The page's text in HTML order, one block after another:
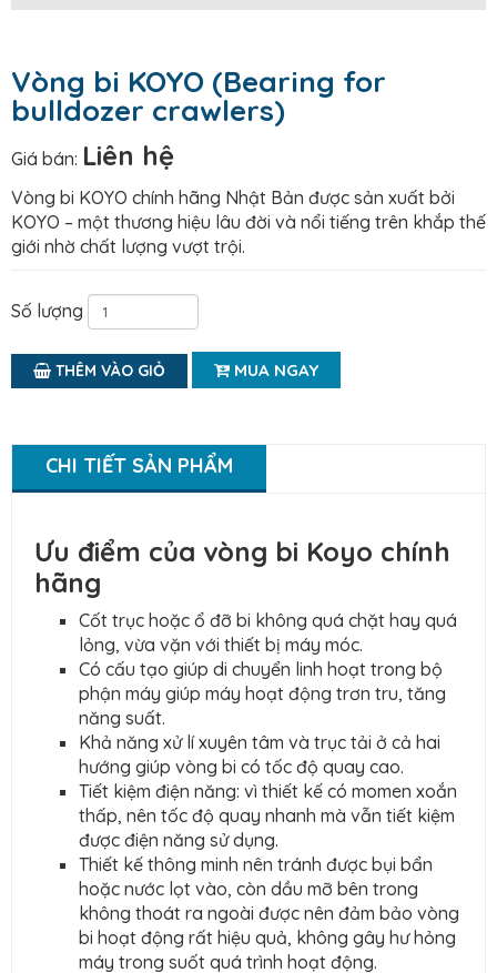
Vòng bi KOYO (Bearing for
bulldozer crawlers)
Giá bán: Liên hệ
Vòng bi KOYO chính hãng Nhật Bản được sản xuất bởi
KOYO – một thương hiệu lâu đời và nổi tiếng trên khắp thế
giới nhờ chất lượng vượt trội.
Số lượng
THÊM VÀO GIỎ MUA NGAY
CHI TIẾT SẢN PHẨM
Ưu điểm của vòng bi Koyo chính
hãng
Cốt trục hoặc ổ đỡ bi không quá chặt hay quá
lỏng, vừa vặn với thiết bị máy móc.
Có cấu tạo giúp di chuyển linh hoạt trong bộ
phận máy giúp máy hoạt động trơn tru, tăng
năng suất.
Khả năng xử lí xuyên tâm và trục tải ở cả hai
hướng giúp vòng bi có tốc độ quay cao.
Tiết kiệm điện năng: vì thiết kế có momen xoắn
thấp, nên tốc độ quay nhanh mà vẫn tiết kiệm
được điện năng sử dụng.
Thiết kế thông minh nên tránh được bụi bẩn
hoặc nước lọt vào, còn dầu mỡ bên trong
không thoát ra ngoài được nên đảm bảo vòng
bi hoạt động rất hiệu quả, không gây hư hỏng
máy trong suốt quá trình hoạt động.